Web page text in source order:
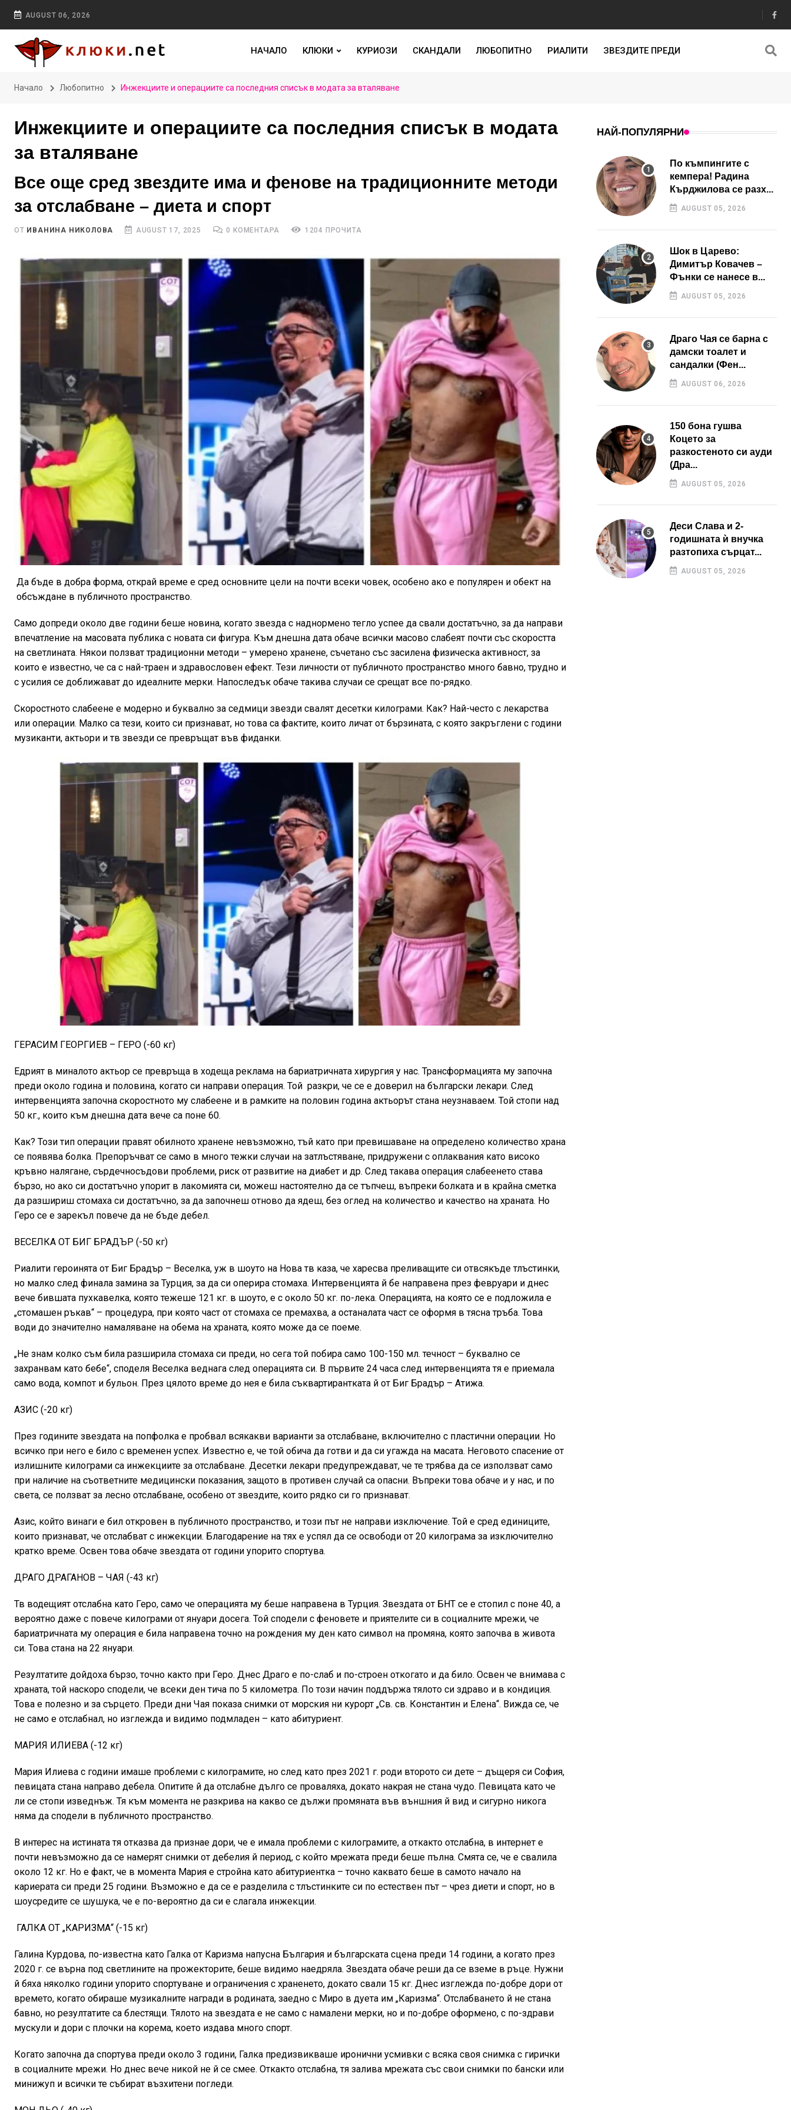
AUGUST 06, 2026
НАЧАЛО КЛЮКИ КУРИОЗИ СКАНДАЛИ ЛЮБОПИТНО РИАЛИТИ ЗВЕЗДИТЕ ПРЕДИ
Начало Любопитно Инжекциите и операциите са последния списък в модата за вталяване
Инжекциите и операциите са последния списък в модата
за вталяване
Все още сред звездите има и фенове на традиционните методи
за отслабване – диета и спорт
ОТ ИВАНИНА НИКОЛОВА AUGUST 17, 2025 0 КОМЕНТАРА 1204 ПРОЧИТА
Да бъде в добра форма, открай време е сред основните цели на почти всеки човек, особено ако е популярен и обект на
обсъждане в публичното пространство.
Само допреди около две години беше новина, когато звезда с наднормено тегло успее да свали достатъчно, за да направи
впечатление на масовата публика с новата си фигура. Към днешна дата обаче всички масово слабеят почти със скоростта
на светлината. Някои ползват традиционни методи – умерено хранене, съчетано със засилена физическа активност, за
които е известно, че са с най-траен и здравословен ефект. Тези личности от публичното пространство много бавно, трудно и
с усилия се доближават до идеалните мерки. Напоследък обаче такива случаи се срещат все по-рядко.
Скоростното слабеене е модерно и буквално за седмици звезди свалят десетки килограми. Как? Най-често с лекарства
или операции. Малко са тези, които си признават, но това са фактите, които личат от бързината, с която закръглени с години
музиканти, актьори и тв звезди се превръщат във фиданки.
ГЕРАСИМ ГЕОРГИЕВ – ГЕРО (-60 кг)
Едрият в миналото актьор се превръща в ходеща реклама на бариатричната хирургия у нас. Трансформацията му започна
преди около година и половина, когато си направи операция. Той разкри, че се е доверил на български лекари. След
интервенцията започна скоростното му слабеене и в рамките на половин година актьорът стана неузнаваем. Той стопи над
50 кг., които към днешна дата вече са поне 60.
Как? Този тип операции правят обилното хранене невъзможно, тъй като при превишаване на определено количество храна
се появява болка. Препоръчват се само в много тежки случаи на затлъстяване, придружени с оплаквания като високо
кръвно налягане, сърдечносъдови проблеми, риск от развитие на диабет и др. След такава операция слабеенето става
бързо, но ако си достатъчно упорит в лакомията си, можеш настоятелно да се тъпчеш, въпреки болката и в крайна сметка
да разшириш стомаха си достатъчно, за да започнеш отново да ядеш, без оглед на количество и качество на храната. Но
Геро се е зарекъл повече да не бъде дебел.
ВЕСЕЛКА ОТ БИГ БРАДЪР (-50 кг)
Риалити героинята от Биг Брадър – Веселка, уж в шоуто на Нова тв каза, че харесва преливащите си отвсякъде тлъстинки,
но малко след финала замина за Турция, за да си оперира стомаха. Интервенцията й бе направена през февруари и днес
вече бившата пухкавелка, която тежеше 121 кг. в шоуто, е с около 50 кг. по-лека. Операцията, на която се е подложила е
„стомашен ръкав“ – процедура, при която част от стомаха се премахва, а останалата част се оформя в тясна тръба. Това
води до значително намаляване на обема на храната, която може да се поеме.
„Не знам колко съм била разширила стомаха си преди, но сега той побира само 100-150 мл. течност – буквално се
захранвам като бебе“, споделя Веселка веднага след операцията си. В първите 24 часа след интервенцията тя е приемала
само вода, компот и бульон. През цялото време до нея е била съквартирантката й от Биг Брадър – Атижа.
АЗИС (-20 кг)
През годините звездата на попфолка е пробвал всякакви варианти за отслабване, включително с пластични операции. Но
всичко при него е било с временен успех. Известно е, че той обича да готви и да си угажда на масата. Неговото спасение от
излишните килограми са инжекциите за отслабване. Десетки лекари предупреждават, че те трябва да се използват само
при наличие на съответните медицински показания, защото в противен случай са опасни. Въпреки това обаче и у нас, и по
света, се ползват за лесно отслабване, особено от звездите, които рядко си го признават.
Азис, който винаги е бил откровен в публичното пространство, и този път не направи изключение. Той е сред единиците,
които признават, че отслабват с инжекции. Благодарение на тях е успял да се освободи от 20 килограма за изключително
кратко време. Освен това обаче звездата от години упорито спортува.
ДРАГО ДРАГАНОВ – ЧАЯ (-43 кг)
Тв водещият отслабна като Геро, само че операцията му беше направена в Турция. Звездата от БНТ се е стопил с поне 40, а
вероятно даже с повече килограми от януари досега. Той сподели с феновете и приятелите си в социалните мрежи, че
бариатричната му операция е била направена точно на рождения му ден като символ на промяна, която започва в живота
си. Това стана на 22 януари.
Резултатите дойдоха бързо, точно както при Геро. Днес Драго е по-слаб и по-строен откогато и да било. Освен че внимава с
храната, той наскоро сподели, че всеки ден тича по 5 километра. По този начин поддържа тялото си здраво и в кондиция.
Това е полезно и за сърцето. Преди дни Чая показа снимки от морския ни курорт „Св. св. Константин и Елена“. Вижда се, че
не само е отслабнал, но изглежда и видимо подмладен – като абитуриент.
МАРИЯ ИЛИЕВА (-12 кг)
Мария Илиева с години имаше проблеми с килограмите, но след като през 2021 г. роди второто си дете – дъщеря си София,
певицата стана направо дебела. Опитите й да отслабне дълго се проваляха, докато накрая не стана чудо. Певицата като че
ли се стопи изведнъж. Тя към момента не разкрива на какво се дължи промяната във външния й вид и сигурно никога
няма да сподели в публичното пространство.
В интерес на истината тя отказва да признае дори, че е имала проблеми с килограмите, а откакто отслабна, в интернет е
почти невъзможно да се намерят снимки от дебелия й период, с който мрежата преди беше пълна. Смята се, че е свалила
около 12 кг. Но е факт, че в момента Мария е стройна като абитуриентка – точно каквато беше в самото начало на
кариерата си преди 25 години. Възможно е да се е разделила с тлъстинките си по естествен път – чрез диети и спорт, но в
шоусредите се шушука, че е по-вероятно да си е слагала инжекции.
ГАЛКА ОТ „КАРИЗМА“ (-15 кг)
Галина Курдова, по-известна като Галка от Каризма напусна България и българската сцена преди 14 години, а когато през
2020 г. се върна под светлините на прожекторите, беше видимо наедряла. Звездата обаче реши да се вземе в ръце. Нужни
й бяха няколко години упорито спортуване и ограничения с храненето, докато свали 15 кг. Днес изглежда по-добре дори от
времето, когато обираше музикалните награди в родината, заедно с Миро в дуета им „Каризма“. Отслабването й не стана
бавно, но резултатите са блестящи. Тялото на звездата е не само с намалени мерки, но и по-добре оформено, с по-здрави
мускули и дори с плочки на корема, което издава много спорт.
Когато започна да спортува преди около 3 години, Галка предизвикваше иронични усмивки с всяка своя снимка с гирички
в социалните мрежи. Но днес вече никой не й се смее. Откакто отслабна, тя залива мрежата със свои снимки по бански или
минижуп и всички те събират възхитени погледи.
НАЙ-ПОПУЛЯРНИ
По къмпингите с
кемпера! Радина
Кърджилова се разх...
AUGUST 05, 2026
Шок в Царево:
Димитър Ковачев –
Фънки се нанесе в...
AUGUST 05, 2026
Драго Чая се барна с
дамски тоалет и
сандалки (Фен...
AUGUST 06, 2026
150 бона гушва
Коцето за
разкостеното си ауди
(Дра...
AUGUST 05, 2026
Деси Слава и 2-
годишната ѝ внучка
разтопиха сърцат...
AUGUST 05, 2026